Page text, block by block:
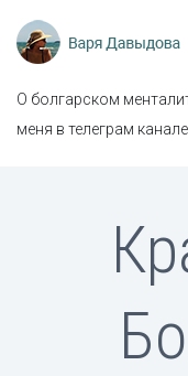
О болгарском
меня в телеграм